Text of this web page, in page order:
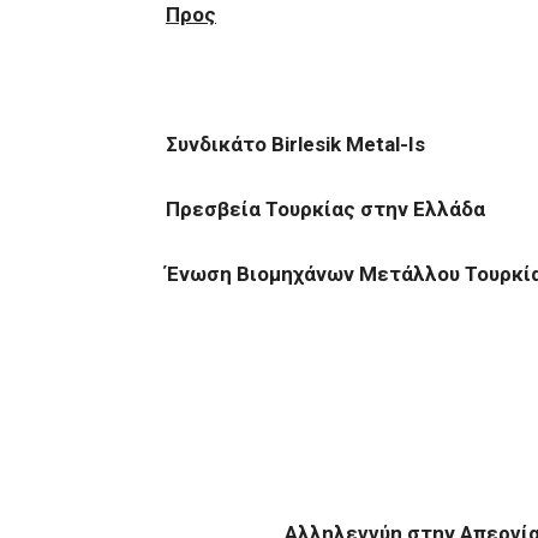
Προς
Συνδικάτο Birlesik Metal-Is
Πρεσβεία Τουρκίας στην Ελλάδα
Ένωση Βιομηχάνων Μετάλλου
Αλληλεγγύη στην